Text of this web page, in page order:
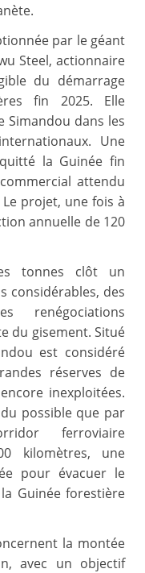
par le géant
Steel, actionnaire
du démarrage
fin 2025. Elle
Simandou dans les
Une
la Guinée fin
attendu
projet, une fois à
annuelle de 120
tonnes clôt un
considérables, des
renégociations
du gisement. Situé
est considéré
réserves de
inexploitées.
possible que par
ferroviaire
kilomètres, une
pour évacuer le
Guinée forestière
la montée
avec un objectif